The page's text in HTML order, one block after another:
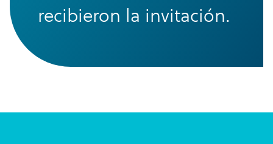
recibieron la invitación.